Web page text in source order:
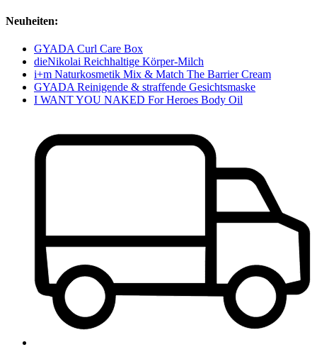
Neuheiten:
GYADA Curl Care Box
dieNikolai Reichhaltige Körper-Milch
i+m Naturkosmetik Mix & Match The Barrier Cream
GYADA Reinigende & straffende Gesichtsmaske
I WANT YOU NAKED For Heroes Body Oil